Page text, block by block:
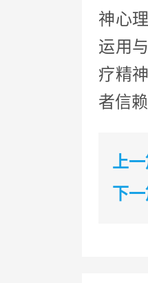
神心
运用
疗精
者信
上
下